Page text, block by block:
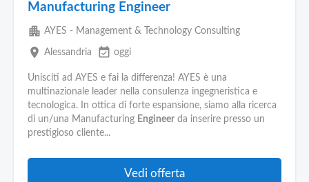
Manufacturing Engineer
apartment AYES - Management & Technology Consulting
place Alessandria event_available oggi
Unisciti ad AYES e fai la differenza! AYES è una
multinazionale leader nella consulenza ingegneristica e
tecnologica. In ottica di forte espansione, siamo alla ricerca
di un/una Manufacturing Engineer da inserire presso un
prestigioso cliente...
Vedi offerta